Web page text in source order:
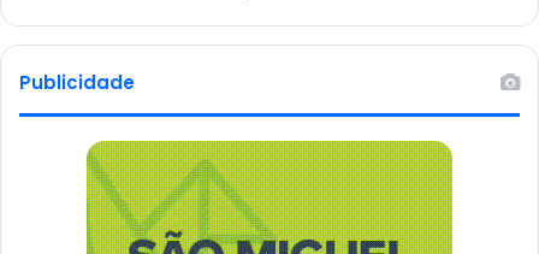
Publicidade